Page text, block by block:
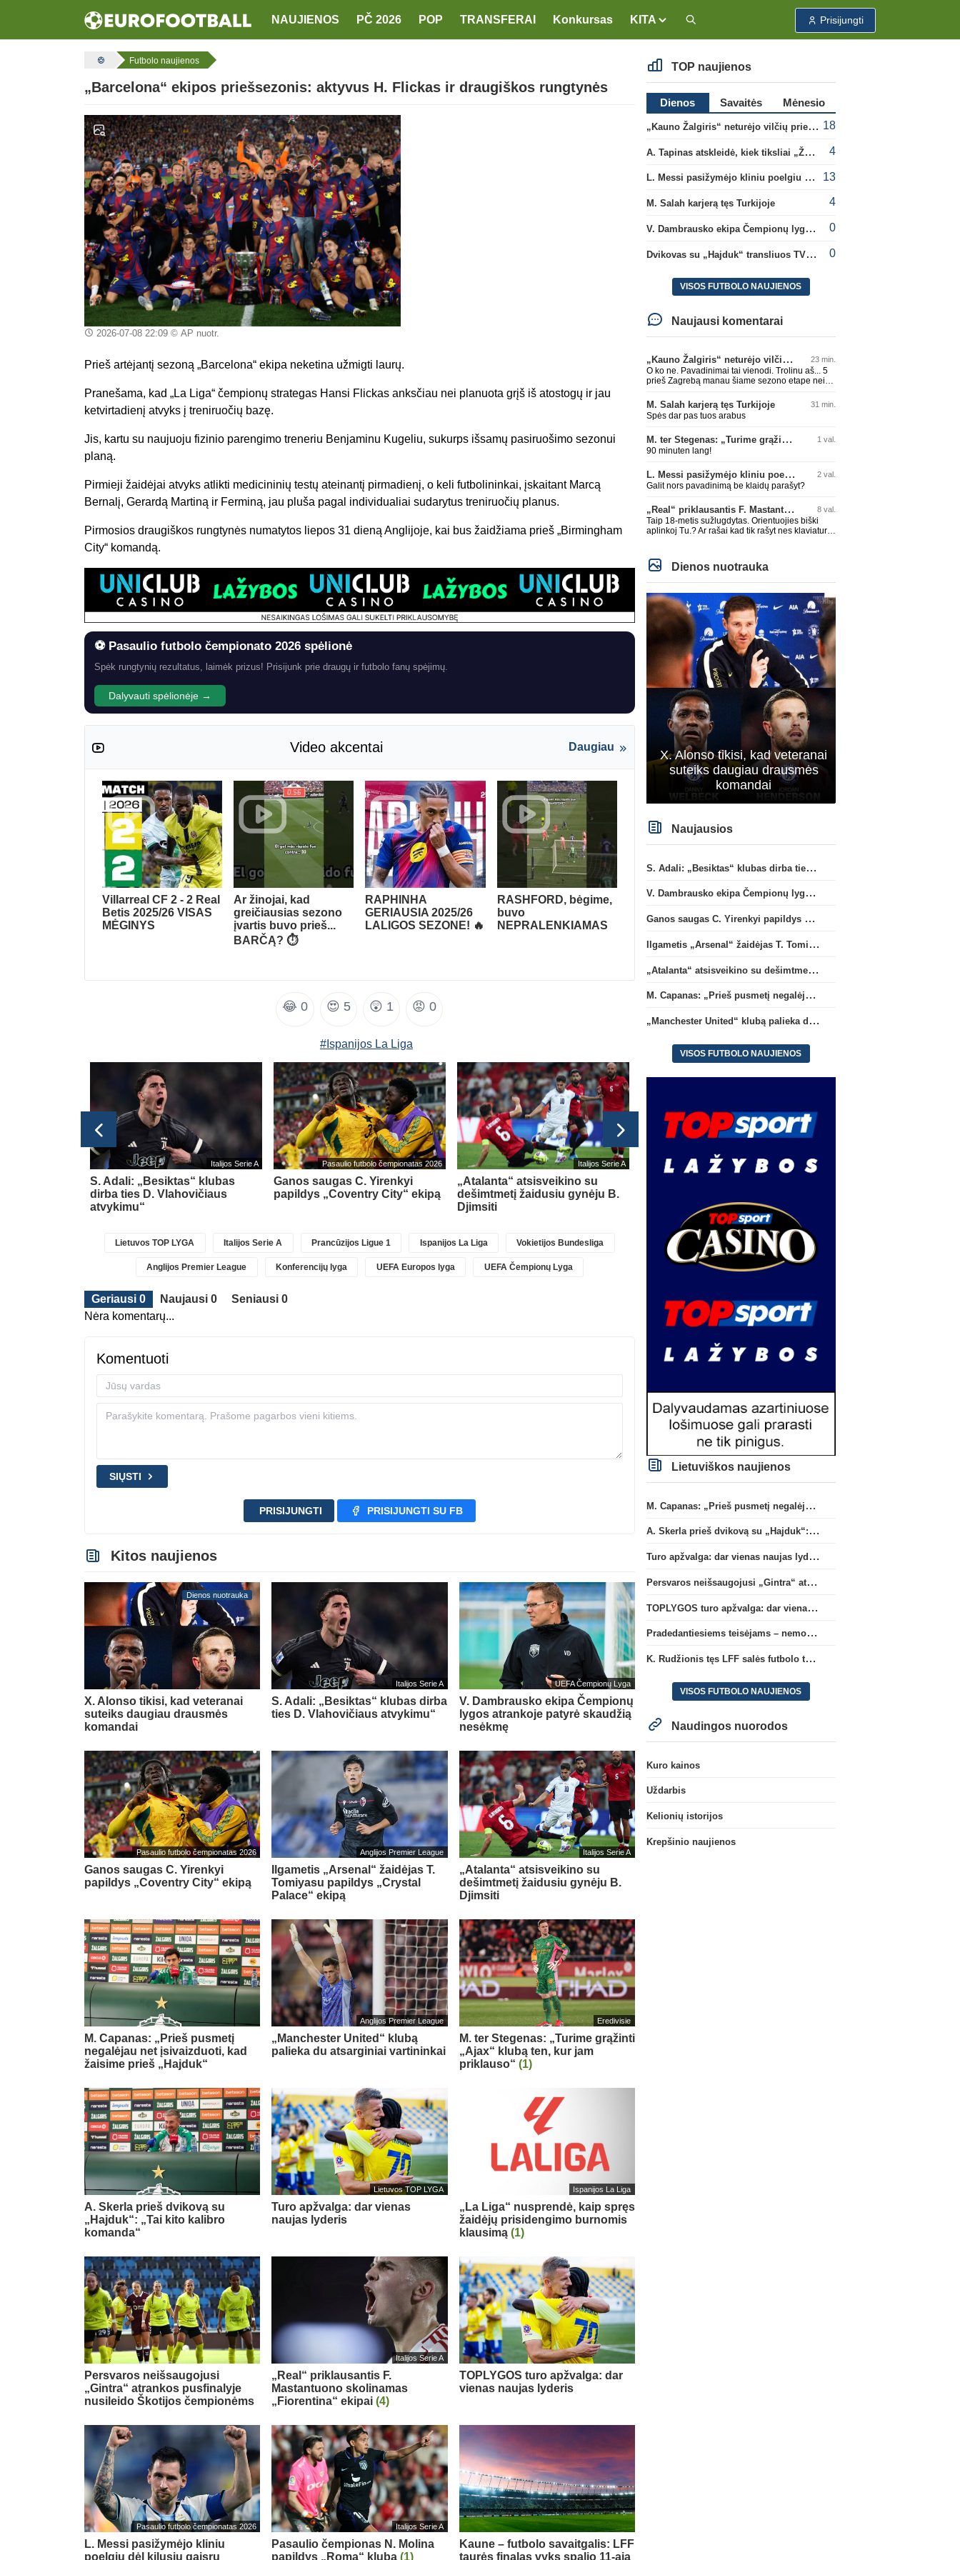
NAUJIENOS PČ 2026 POP TRANSFERAI Konkursas KITA Prisijungti
Futbolo naujienos
„Barcelona“ ekipos priešsezonis: aktyvus H. Flickas ir draugiškos rungtynės
2026-07-08 22:09© AP nuotr.
Prieš artėjantį sezoną „Barcelona“ ekipa neketina užmigti laurų.
Pranešama, kad „La Liga“ čempionų strategas Hansi Flickas anksčiau nei planuota grįš iš atostogų ir jau
ketvirtadienį atvyks į treniruočių bazę.
Jis, kartu su naujuoju fizinio parengimo treneriu Benjaminu Kugeliu, sukurps išsamų pasiruošimo sezonui
planą.
Pirmieji žaidėjai atvyks atlikti medicininių testų ateinantį pirmadienį, o keli futbolininkai, įskaitant Marcą
Bernalį, Gerardą Martiną ir Ferminą, jau pluša pagal individualiai sudarytus treniruočių planus.
Pirmosios draugiškos rungtynės numatytos liepos 31 dieną Anglijoje, kai bus žaidžiama prieš „Birmingham
City“ komandą.
⚽ Pasaulio futbolo čempionato 2026 spėlionė
Spėk rungtynių rezultatus, laimėk prizus! Prisijunk prie draugų ir futbolo fanų spėjimų.
Dalyvauti spėlionėje →
Video akcentai Daugiau
Villarreal CF 2 - 2 Real
Betis 2025/26 VISAS
MĖGINYS
Ar žinojai, kad
greičiausias sezono
įvartis buvo prieš...
BARČĄ? ⏱️
RAPHINHA
GERIAUSIA 2025/26
LALIGOS SEZONE! 🔥
RASHFORD, bėgime,
buvo
NEPRALENKIAMAS
😂 0 😍 5 😲 1 😡 0
#Ispanijos La Liga
Italijos Serie A
S. Adali: „Besiktas“ klubas
dirba ties D. Vlahovičiaus
atvykimu“
Pasaulio futbolo čempionatas 2026
Ganos saugas C. Yirenkyi
papildys „Coventry City“ ekipą
Italijos Serie A
„Atalanta“ atsisveikino su
dešimtmetį žaidusiu gynėju B.
Djimsiti
žaisime prieš „Hajduk“
Lietuvos TOP LYGA Italijos Serie A Prancūzijos Ligue 1 Ispanijos La Liga Vokietijos Bundesliga
Anglijos Premier League Konferencijų lyga UEFA Europos lyga UEFA Čempionų Lyga
Geriausi 0 Naujausi 0
Seniausi 0
Nėra komentarų...
Komentuoti
SIŲSTI
PRISIJUNGTI PRISIJUNGTI SU FB
Kitos naujienos
Dienos nuotrauka
X. Alonso tikisi, kad veteranai
suteiks daugiau drausmės
komandai
Italijos Serie A
S. Adali: „Besiktas“ klubas dirba
ties D. Vlahovičiaus atvykimu“
UEFA Čempionų Lyga
V. Dambrausko ekipa Čempionų
lygos atrankoje patyrė skaudžią
nesėkmę
Pasaulio futbolo čempionatas 2026
Ganos saugas C. Yirenkyi
papildys „Coventry City“ ekipą
Anglijos Premier League
Ilgametis „Arsenal“ žaidėjas T.
Tomiyasu papildys „Crystal
Palace“ ekipą
Italijos Serie A
„Atalanta“ atsisveikino su
dešimtmetį žaidusiu gynėju B.
Djimsiti
M. Capanas: „Prieš pusmetį
negalėjau net įsivaizduoti, kad
žaisime prieš „Hajduk“
Anglijos Premier League
„Manchester United“ klubą
palieka du atsarginiai vartininkai
Eredivisie
M. ter Stegenas: „Turime grąžinti
„Ajax“ klubą ten, kur jam
priklauso“ (1)
A. Skerla prieš dvikovą su
„Hajduk“: „Tai kito kalibro
komanda“
Lietuvos TOP LYGA
Turo apžvalga: dar vienas
naujas lyderis
Ispanijos La Liga
„La Liga“ nusprendė, kaip spręs
žaidėjų prisidengimo burnomis
klausimą (1)
Persvaros neišsaugojusi
„Gintra“ atrankos pusfinalyje
nusileido Škotijos čempionėms
Italijos Serie A
„Real“ priklausantis F.
Mastantuono skolinamas
„Fiorentina“ ekipai(4)
TOPLYGOS turo apžvalga: dar
vienas naujas lyderis
Pasaulio futbolo čempionatas 2026
L. Messi pasižymėjo kliniu
poelgiu dėl kilusių gaisrų
Italijos Serie A
Pasaulio čempionas N. Molina
papildys „Roma“ klubą(1)
Kaune – futbolo savaitgalis: LFF
taurės finalas vyks spalio 11-ąją
TOP naujienos
Dienos Savaitės
Mėnesio
„Kauno Žalgiris“ neturėjo vilčių prieš „Dinamo“ 18
A. Tapinas atskleidė, kiek tiksliai „Žalgiris“ jau uždirbo iš UEFA premijų 4
L. Messi pasižymėjo kliniu poelgiu dėl kilusių gaisrų Madride 13
M. Salah karjerą tęs Turkijoje 4
V. Dambrausko ekipa Čempionų lygos atrankoje patyrė skaudžią nesėkmę 0
Dvikovas su „Hajduk“ transliuos TV3, paskutinėje transliacijoje – nauji rekordai 0
VISOS FUTBOLO NAUJIENOS
Naujausi komentarai
„Kauno Žalgiris“ neturėjo vilčių prieš „Dinamo“ 23 min.
O ko ne. Pavadinimai tai vienodi. Trolinu aš... 5
prieš Zagrebą manau šiame sezono etape nei
M. Salah karjerą tęs Turkijoje 31 min.
Spės dar pas tuos arabus
M. ter Stegenas: „Turime grąžinti „Ajax“ klubą ten, kur jam priklauso“ 1 val.
90 minuten lang!
L. Messi pasižymėjo kliniu poelgiu dėl kilusių gaisrų Madride 2 val.
Galit nors pavadinimą be klaidų parašyt?
„Real“ priklausantis F. Mastantuono skolinamas „Fiorentina“ ekipai 8 val.
Taip 18-metis sužlugdytas. Orientuojies biški
aplinkoj Tu.? Ar rašai kad tik rašyt nes klaviaturą
Dienos nuotrauka
X. Alonso tikisi, kad veteranai
suteiks daugiau drausmės
komandai
Naujausios
S. Adali: „Besiktas“ klubas dirba ties D. Vlahovičiaus atvykimu“
V. Dambrausko ekipa Čempionų lygos atrankoje patyrė skaudžią nesėkmę
Ganos saugas C. Yirenkyi papildys „Coventry City“ ekipą
Ilgametis „Arsenal“ žaidėjas T. Tomiyasu papildys „Crystal Palace“ ekipą
„Atalanta“ atsisveikino su dešimtmetį žaidusiu gynėju B. Djimsiti
M. Capanas: „Prieš pusmetį negalėjau net įsivaizduoti, kad žaisime prieš „Hajduk“
„Manchester United“ klubą palieka du atsarginiai vartininkai
VISOS FUTBOLO NAUJIENOS
Lietuviškos naujienos
M. Capanas: „Prieš pusmetį negalėjau net įsivaizduoti, kad žaisime prieš „Hajduk“
A. Skerla prieš dvikovą su „Hajduk“: „Tai kito kalibro komanda“
Turo apžvalga: dar vienas naujas lyderis
Persvaros neišsaugojusi „Gintra“ atrankos pusfinalyje nusileido Škotijos čempionėms
TOPLYGOS turo apžvalga: dar vienas naujas lyderis
Pradedantiesiems teisėjams – nemokamas seminaras Vilniuje šį penktadienį
K. Rudžionis tęs LFF salės futbolo techninio direktoriaus veiklą
VISOS FUTBOLO NAUJIENOS
Naudingos nuorodos
Kuro kainos
Uždarbis
Kelionių istorijos
Krepšinio naujienos